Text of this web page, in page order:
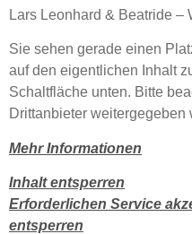
Lars Leonhard & Beatride –
Sie sehen gerade einen
auf den eigentlichen Inhalt
Schaltfläche unten. Bitte
Drittanbieter weitergegeben
Mehr Informationen
Inhalt entsperren
Erforderlichen Service
entsperren